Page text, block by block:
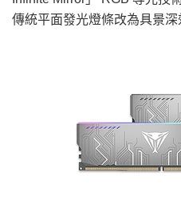
傳統平面發光燈條改為具景